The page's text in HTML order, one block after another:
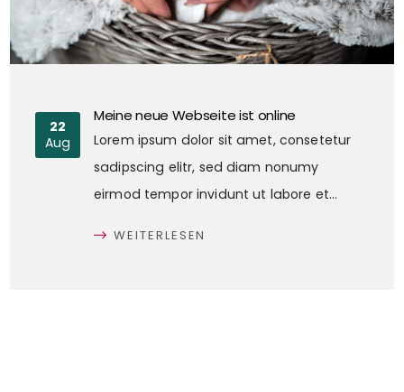
22
Aug
Meine neue Webseite ist online
Lorem ipsum dolor sit amet, consetetur
sadipscing elitr, sed diam nonumy
eirmod tempor invidunt ut labore et
WEITERLESEN